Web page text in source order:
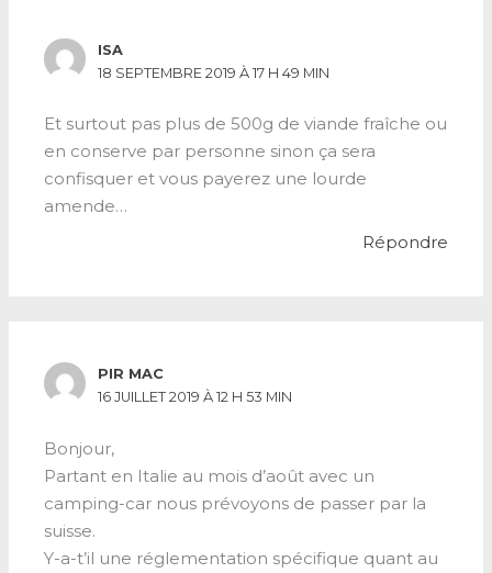
ISA
18 SEPTEMBRE 2019 À 17 H 49 MIN
Et surtout pas plus de 500g de viande fraîche ou
en conserve par personne sinon ça sera
confisquer et vous payerez une lourde
amende…
Répondre
PIR MAC
16 JUILLET 2019 À 12 H 53 MIN
Bonjour,
Partant en Italie au mois d’août avec un
camping-car nous prévoyons de passer par la
suisse.
Y-a-t’il une réglementation spécifique quant au